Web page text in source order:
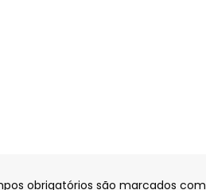
obrigatórios são marcados com